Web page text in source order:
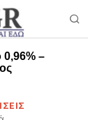
0,96% –